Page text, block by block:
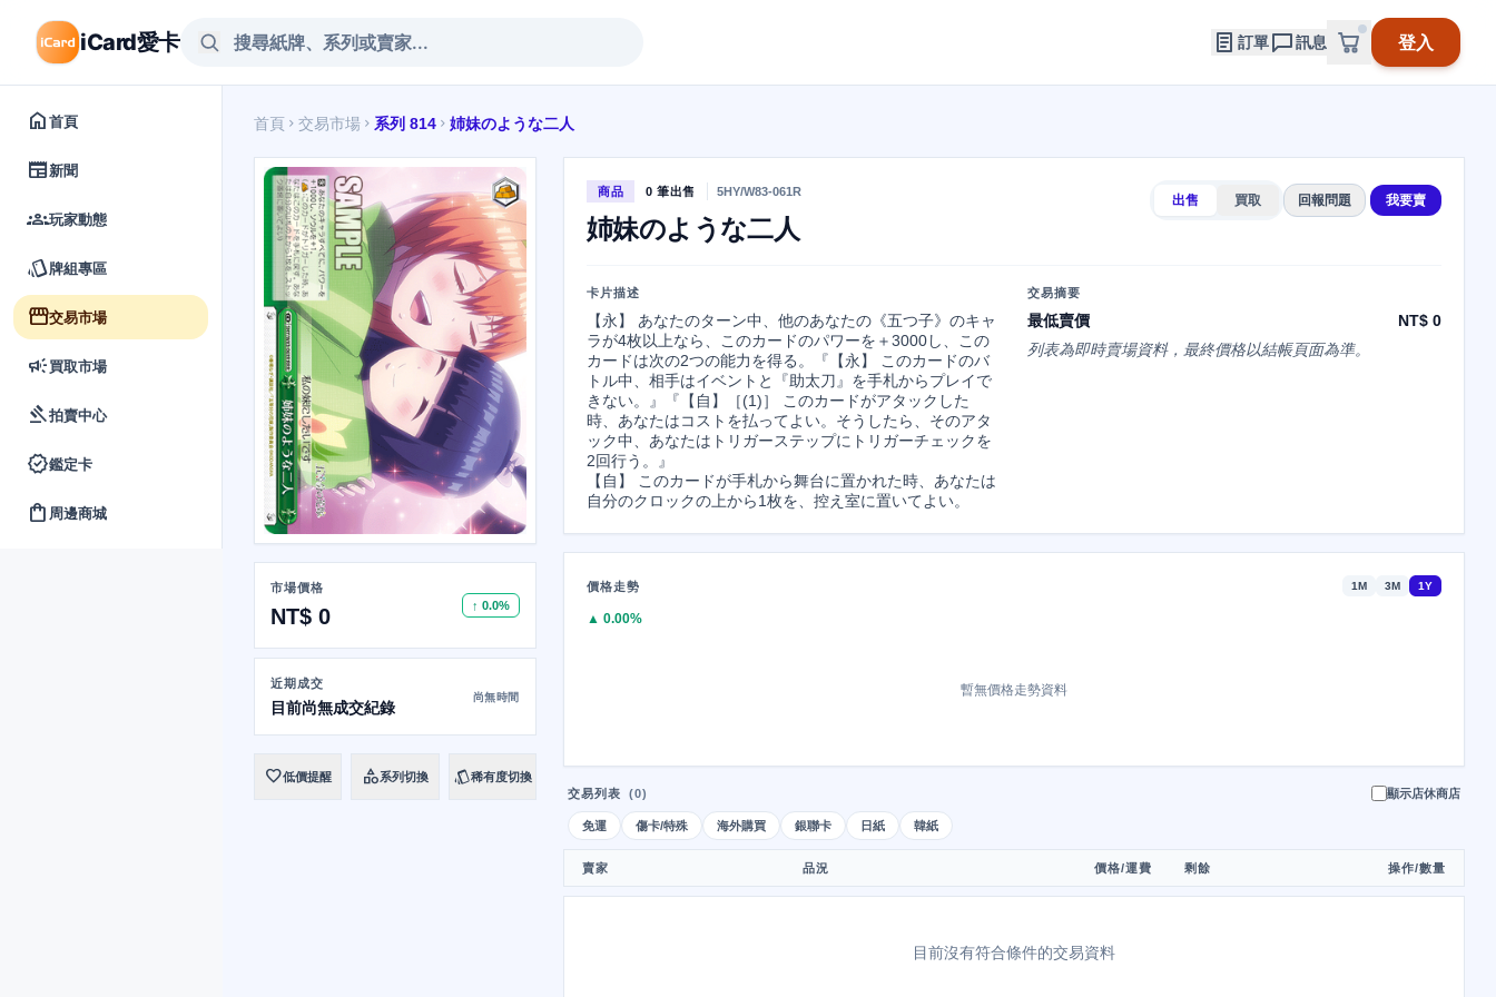
iCard愛卡 訂單 訊息 登入
home首頁
newspaper新聞
groups玩家動態
style牌組專區
storefront交易市場
campaign買取市場
gavel拍賣中心
verified鑑定卡
shopping_bag 周邊商城
首頁 chevron_right 交易市場 chevron_right 系列 814 chevron_right 姉妹のような二人
市場價格
NT$ 0 ↑ 0.0%
近期成交
目前尚無成交紀錄
尚無時間
favorite低價提醒 category系列切換 style稀有度切換
商品 0 筆出售 5HY/W83-061R
姉妹のような二人
出售 買取 回報問題 我要賣
卡片描述
【永】 あなたのターン中、他のあなたの《五つ子》のキャ
ラが4枚以上なら、このカードのパワーを＋3000し、この
カードは次の2つの能力を得る。『【永】 このカードのバ
トル中、相手はイベントと『助太刀』を手札からプレイで
きない。』『【自】［(1)］ このカードがアタックした
時、あなたはコストを払ってよい。そうしたら、そのアタ
ック中、あなたはトリガーステップにトリガーチェックを
2回行う。』
【自】 このカードが手札から舞台に置かれた時、あなたは
自分のクロックの上から1枚を、控え室に置いてよい。
交易摘要
最低賣價
NT$ 0
列表為即時賣場資料，最終價格以結帳頁面為準。
價格走勢 1M 3M 1Y
▲ 0.00%
暫無價格走勢資料
交易列表 (0) 顯示店休商店
免運 傷卡/特殊 海外購買 銀聯卡 日紙 韓紙
賣家 品況 價格/運費 剩餘 操作/數量
目前沒有符合條件的交易資料